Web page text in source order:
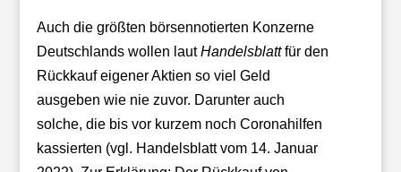
Auch die größten börsennotierten Konzerne
Deutschlands wollen lautHandelsblattfür den
Rückkauf eigener Aktien so viel Geld
ausgeben wie nie zuvor. Darunter auch
solche, die bis vor kurzem noch Coronahilfen
kassierten (vgl. Handelsblatt vom 14. Januar